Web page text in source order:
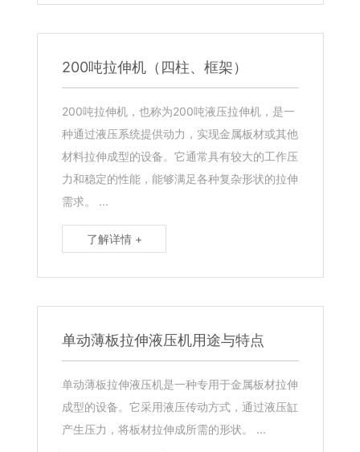
200吨拉伸机（四柱、框架）
200吨拉伸机，也称为200吨液压拉伸机，是一
种通过液压系统提供动力，实现金属板材或其他
材料拉伸成型的设备。它通常具有较大的工作压
力和稳定的性能，能够满足各种复杂形状的拉伸
需求。 ...
了解详情 +
单动薄板拉伸液压机用途与特点
单动薄板拉伸液压机是一种专用于金属板材拉伸
成型的设备。它采用液压传动方式，通过液压缸
产生压力，将板材拉伸成所需的形状。 ...